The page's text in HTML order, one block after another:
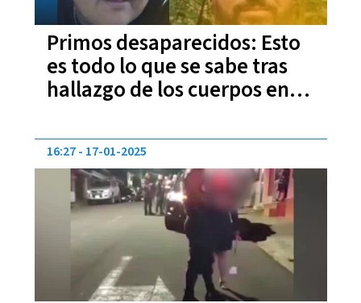
Primos desaparecidos: Esto
es todo lo que se sabe tras
hallazgo de los cuerpos en
16:27 17-01-2025